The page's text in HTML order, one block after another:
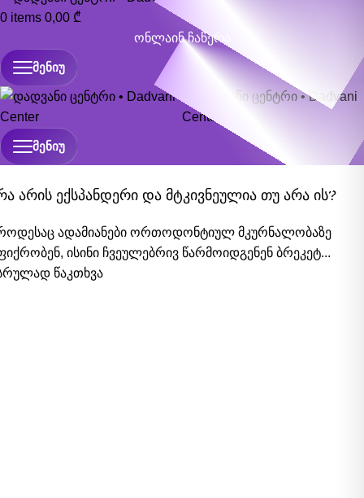
0 items 0,00 ₾
ონლაინ ჩაწერა
ᲛᲔᲜᲘᲣ
ᲛᲔᲜᲘᲣ
არის ექსპანდერი და მტკივნეულია თუ არა ის?
ადამიანები ორთოდონტიულ მკურნალობაზე
ისინი ჩვეულებრივ წარმოიდგენენ ბრეკეტ...
წაკთხვა